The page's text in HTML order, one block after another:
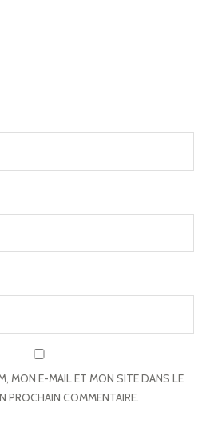
MON E-MAIL ET MON SITE DANS LE
PROCHAIN COMMENTAIRE.